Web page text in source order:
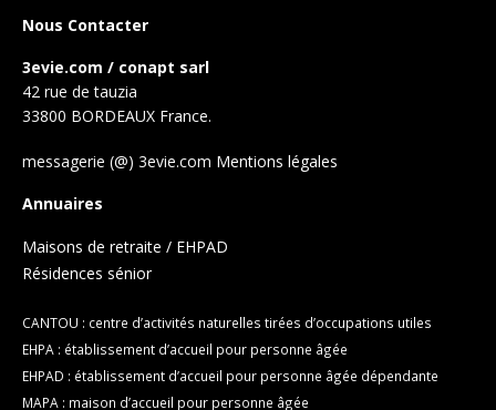
Nous Contacter
3evie.com / conapt sarl
42 rue de tauzia
33800 BORDEAUX France.
messagerie (@) 3evie.com Mentions légales
Annuaires
Maisons de retraite / EHPAD
Résidences sénior
CANTOU : centre d’activités naturelles tirées d’occupations utiles
EHPA : établissement d’accueil pour personne âgée
EHPAD : établissement d’accueil pour personne âgée dépendante
MAPA : maison d’accueil pour personne âgée